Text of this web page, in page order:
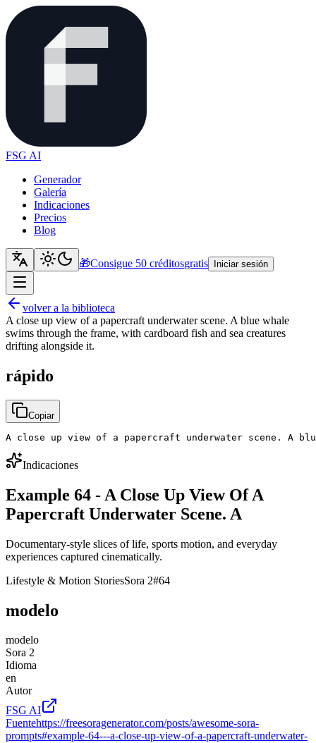
FSG AI
Generador
Galería
Indicaciones
Precios
Blog
🎁Consigue 50 créditosgratis Iniciar sesión
volver a la biblioteca
A close up view of a papercraft underwater scene. A blue whale
swims through the frame, with cardboard fish and sea creatures
drifting alongside it.
rápido
Copiar
A close up view of a papercraft underwater scene. A
Indicaciones
Example 64 - A Close Up View Of A
Papercraft Underwater Scene. A
Documentary-style slices of life, sports motion, and everyday
experiences captured cinematically.
Lifestyle & Motion StoriesSora 2#64
modelo
modelo
Sora 2
Idioma
en
Autor
FSG AI
Fuentehttps://freesoragenerator.com/posts/awesome-sora-
prompts#example-64---a-close-up-view-of-a-papercraft-underwater-